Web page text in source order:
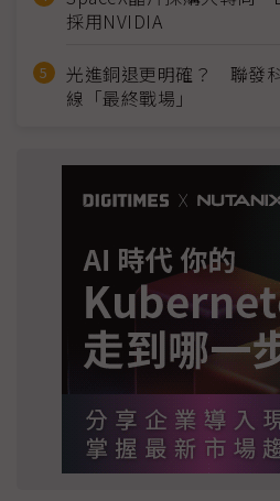
採用NVIDIA
光進銅退更明確？ 聯發
線「最終戰場」